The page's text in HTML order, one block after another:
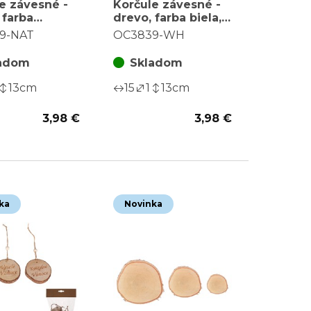
závesné -
cena za
NAT
13cm
3,98 €
Korčule závesné -
drevo, farba biela,
cena za balenie (2
OC3839-WH
Skladom
15
1 13cm
3,98 €
Novinka